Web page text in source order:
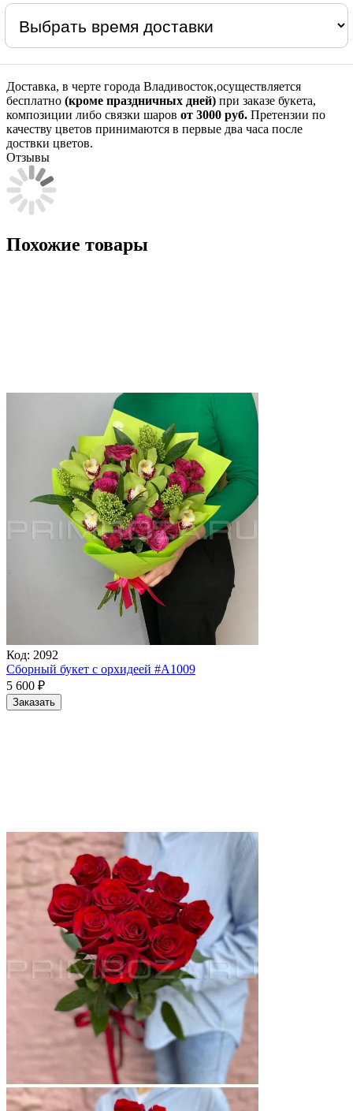
Доставка, в черте города Владивосток,осуществляется
бесплатно (кроме праздничных дней) при заказе букета,
композиции либо связки шаров от 3000 руб. Претензии по
качеству цветов принимаются в первые два часа после
доствки цветов.
Отзывы
Похожие товары
Код: 2092
Сборный букет с орхидеей #A1009
5 600 ₽
Заказать